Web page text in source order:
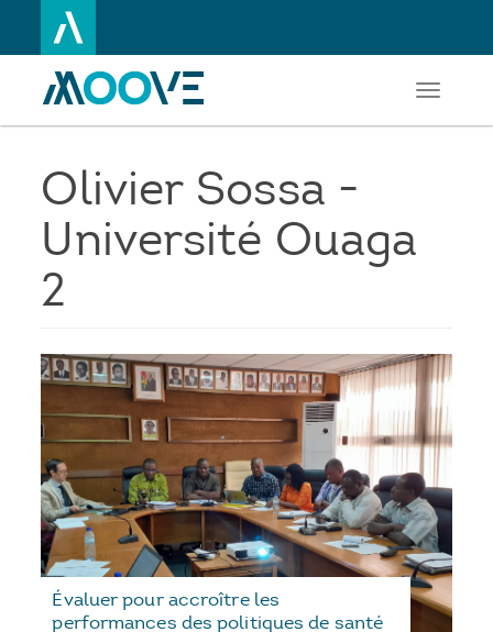
au
principal
Toggle
Olivier Sossa -
Université Ouaga
2
Évaluer pour accroître les
performances des politiques de santé